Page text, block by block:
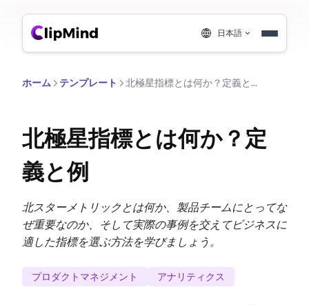
日本語
ホーム テンプレート 北極星指標とは何か？定義と例
北極星指標とは何か？定
義と例
北スターメトリックとは何か、製品チームにとってな
ぜ重要なのか、そして実際の事例を交えてビジネスに
適した指標を選ぶ方法を学びましょう。
プロダクトマネジメント アナリティクス